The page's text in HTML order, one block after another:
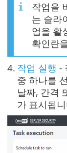
작업을
는 슬라
업을 활
확인란
4. 작업 실행 -
중 하나를
날짜, 간격
가 표시됩